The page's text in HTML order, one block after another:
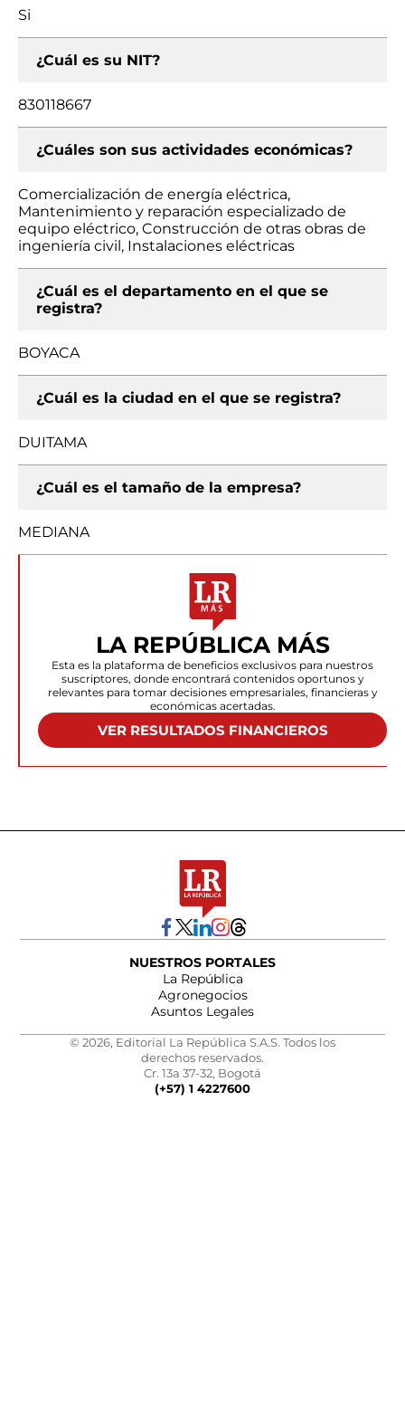
Si
¿Cuál es su NIT?
830118667
¿Cuáles son sus actividades económicas?
Comercialización de energía eléctrica,
Mantenimiento y reparación especializado de
equipo eléctrico, Construcción de otras obras de
ingeniería civil, Instalaciones eléctricas
¿Cuál es el departamento en el que se
registra?
BOYACA
¿Cuál es la ciudad en el que se registra?
DUITAMA
¿Cuál es el tamaño de la empresa?
MEDIANA
LA REPÚBLICA MÁS
Esta es la plataforma de beneficios exclusivos para nuestros
suscriptores, donde encontrará contenidos oportunos y
relevantes para tomar decisiones empresariales, financieras y
económicas acertadas.
VER RESULTADOS FINANCIEROS
NUESTROS PORTALES
La República
Agronegocios
Asuntos Legales
© 2026, Editorial La República S.A.S. Todos los
derechos reservados.
Cr. 13a 37-32, Bogotá
(+57) 1 4227600